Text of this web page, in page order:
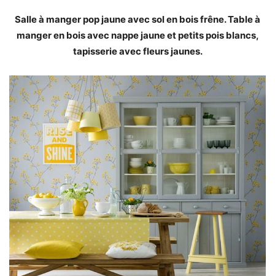
Salle à manger pop jaune avec sol en bois frêne. Table à
manger en bois avec nappe jaune et petits pois blancs,
tapisserie avec fleurs jaunes.